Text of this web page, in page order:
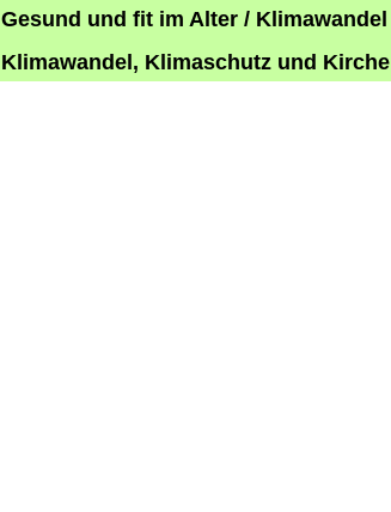
Gesund und fit im Alter / Klimawandel
Klimawandel, Klimaschutz und Kirche